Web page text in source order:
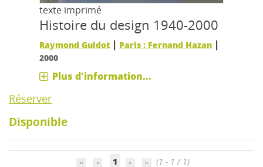
texte imprimé
Histoire du design 1940-2000
Raymond Guidot | Paris : Fernand Hazan |
2000
Plus d'information...
Réserver
Disponible
1 (1 - 1 / 1)